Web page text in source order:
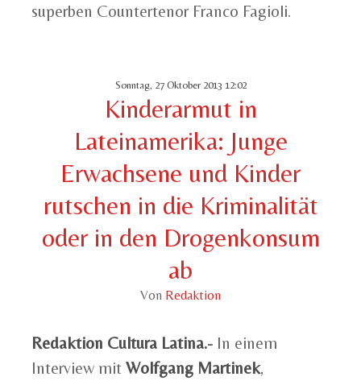
superben Countertenor Franco Fagioli.
Sonntag, 27 Oktober 2013 12:02
Kinderarmut in
Lateinamerika: Junge
Erwachsene und Kinder
rutschen in die Kriminalität
oder in den Drogenkonsum
ab
Von Redaktion
Redaktion Cultura Latina.- In einem
Interview mit Wolfgang Martinek,